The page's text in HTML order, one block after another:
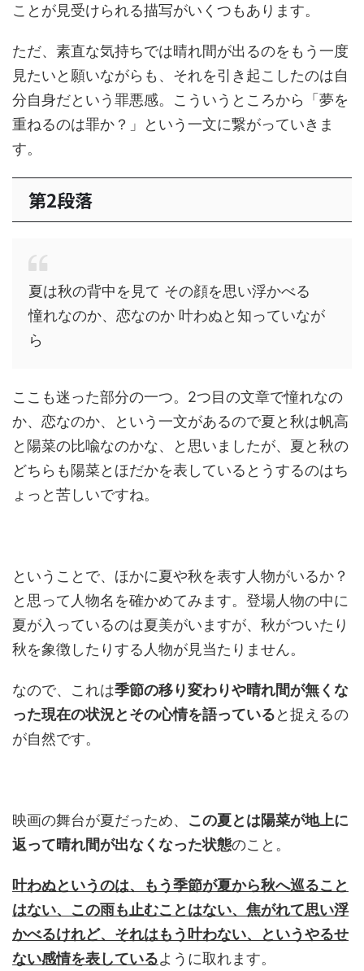
ことが見受けられる描写がいくつもあります。
ただ、素直な気持ちでは晴れ間が出るのをもう一度
見たいと願いながらも、それを引き起こしたのは自
分自身だという罪悪感。こういうところから「夢を
重ねるのは罪か？」という一文に繋がっていきま
す。
第2段落
夏は秋の背中を見て その顔を思い浮かべる
憧れなのか、恋なのか 叶わぬと知っていなが
ら
ここも迷った部分の一つ。2つ目の文章で憧れなの
か、恋なのか、という一文があるので夏と秋は帆高
と陽菜の比喩なのかな、と思いましたが、夏と秋の
どちらも陽菜とほだかを表しているとうするのはち
ょっと苦しいですね。
ということで、ほかに夏や秋を表す人物がいるか？
と思って人物名を確かめてみます。登場人物の中に
夏が入っているのは夏美がいますが、秋がついたり
秋を象徴したりする人物が見当たりません。
なので、これは季節の移り変わりや晴れ間が無くな
った現在の状況とその心情を語っていると捉えるの
が自然です。
映画の舞台が夏だっため、 この夏とは陽菜が地上に
返って晴れ間が出なくなった状態のこと。
叶わぬというのは、もう季節が夏から秋へ巡ること
はない、この雨も止むことはない、焦がれて思い浮
かべるけれど、それはもう叶わない、というやるせ
ない感情を表しているように取れます。